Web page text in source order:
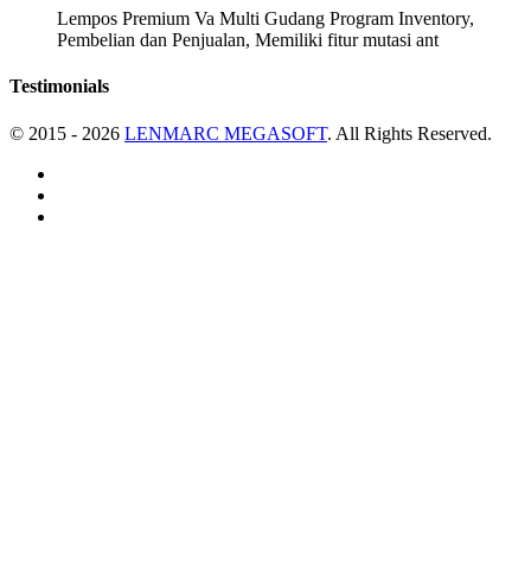
Lempos Premium Va Multi Gudang Program Inventory,
Pembelian dan Penjualan, Memiliki fitur mutasi ant
Testimonials
© 2015 - 2026 LENMARC MEGASOFT. All Rights Reserved.